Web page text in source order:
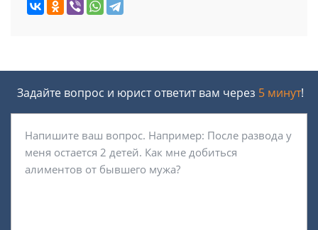
Задайте вопрос и юрист ответит вам через 5 минут!